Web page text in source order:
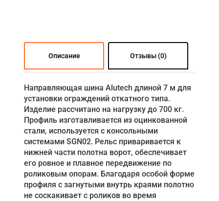
Описание Отзывы (0)
Направляющая шина Alutech длиной 7 м для
установки ограждений откатного типа.
Изделие рассчитано на нагрузку до 700 кг.
Профиль изготавливается из оцинкованной
стали, используется с консольными
системами SGN02. Рельс приваривается к
нижней части полотна ворот, обеспечивает
его ровное и плавное передвижение по
роликовым опорам. Благодаря особой форме
профиля с загнутыми внутрь краями полотно
не соскакивает с роликов во время